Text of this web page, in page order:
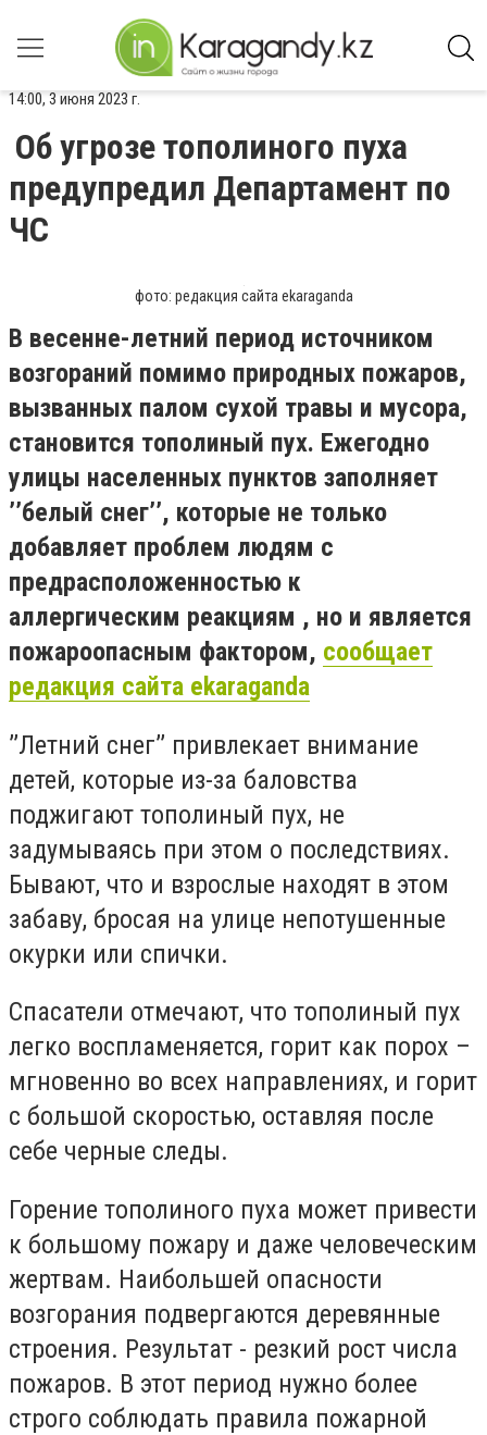
14:00, 3 июня 2023 г.
Об угрозе тополиного пуха
предупредил Департамент по
ЧС
фото: редакция сайта ekaraganda
В весенне-летний период источником
возгораний помимо природных пожаров,
вызванных палом сухой травы и мусора,
становится тополиный пух. Ежегодно
улицы населенных пунктов заполняет
’’белый снег’’, которые не только
добавляет проблем людям с
предрасположенностью к
аллергическим реакциям , но и является
пожароопасным фактором, сообщает
редакция сайта ekaraganda
’’Летний снег’’ привлекает внимание
детей, которые из-за баловства
поджигают тополиный пух, не
задумываясь при этом о последствиях.
Бывают, что и взрослые находят в этом
забаву, бросая на улице непотушенные
окурки или спички.
Спасатели отмечают, что тополиный пух
легко воспламеняется, горит как порох –
мгновенно во всех направлениях, и горит
с большой скоростью, оставляя после
себе черные следы.
Горение тополиного пуха может привести
к большому пожару и даже человеческим
жертвам. Наибольшей опасности
возгорания подвергаются деревянные
строения. Результат - резкий рост числа
пожаров. В этот период нужно более
строго соблюдать правила пожарной